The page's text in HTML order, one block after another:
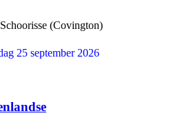
(Covington)
25 september 2026